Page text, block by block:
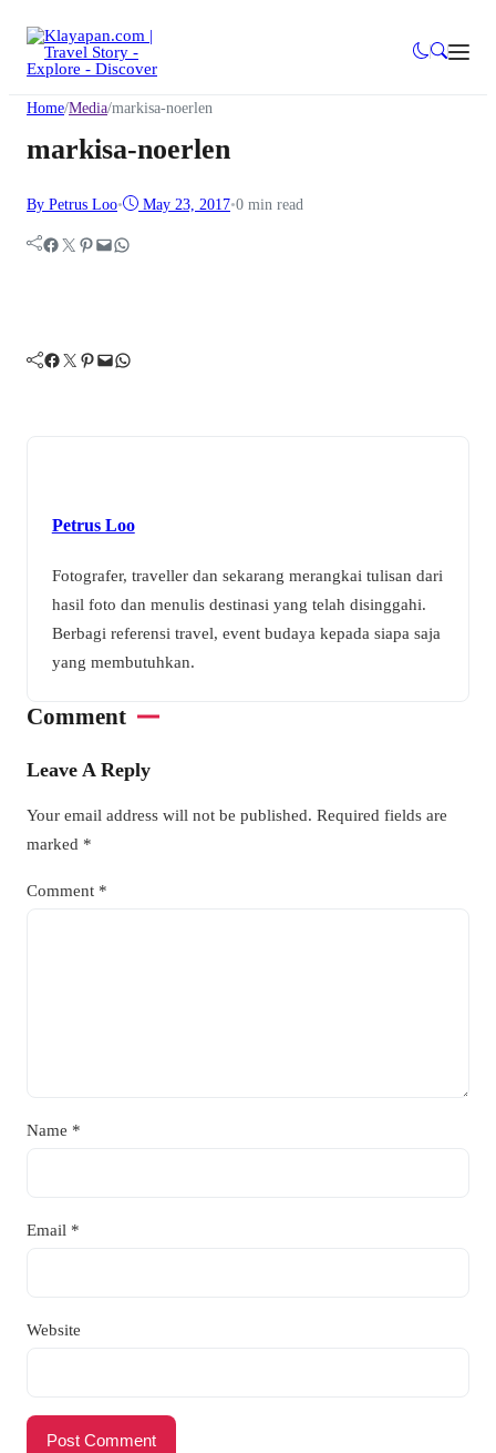
Home/Media/markisa-noerlen
markisa-noerlen
By Petrus Loo• May 23, 2017•0 min read
Facebook Twitter Pinterest Mail WhatsApp
Facebook Twitter Pinterest Mail WhatsApp
Petrus Loo
Fotografer, traveller dan sekarang merangkai tulisan dari
hasil foto dan menulis destinasi yang telah disinggahi.
Berbagi referensi travel, event budaya kepada siapa saja
yang membutuhkan.
Comment
Leave A Reply
Your email address will not be published. Required fields are
marked *
Comment *
Name *
Email *
Website